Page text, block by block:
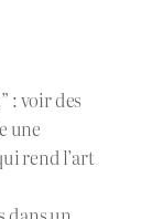
: voir des
une
rend l’art